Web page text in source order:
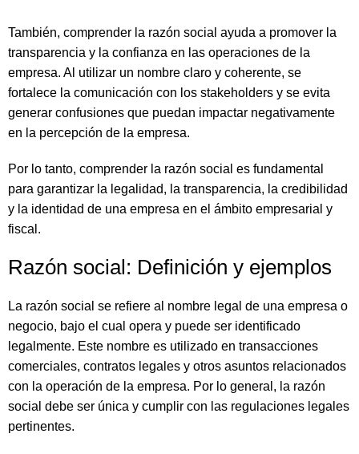
También, comprender la razón social ayuda a promover la
transparencia y la confianza en las operaciones de la
empresa. Al utilizar un nombre claro y coherente, se
fortalece la comunicación con los stakeholders y se evita
generar confusiones que puedan impactar negativamente
en la percepción de la empresa.
Por lo tanto, comprender la razón social es fundamental
para garantizar la legalidad, la transparencia, la credibilidad
y la identidad de una empresa en el ámbito empresarial y
fiscal.
Razón social: Definición y ejemplos
La razón social se refiere al nombre legal de una empresa o
negocio, bajo el cual opera y puede ser identificado
legalmente. Este nombre es utilizado en transacciones
comerciales, contratos legales y otros asuntos relacionados
con la operación de la empresa. Por lo general, la razón
social debe ser única y cumplir con las regulaciones legales
pertinentes.